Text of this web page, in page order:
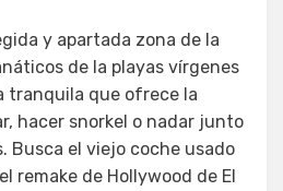
y apartada zona de la
de la playas vírgenes
tranquila que ofrece la
hacer snorkel o nadar junto
Busca el viejo coche usado
remake de Hollywood de El